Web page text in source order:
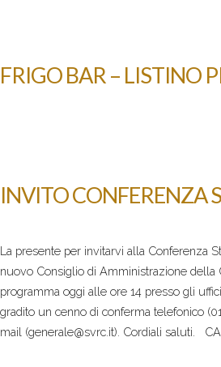
FRIGO BAR – LISTINO
INVITO CONFERENZA
La presente per invitarvi alla Conferenza
nuovo Consiglio di Amministrazione della
programma oggi alle ore 14 presso gli
gradito un cenno di conferma telefonico
mail (generale@svrc.it). Cordiali saluti.